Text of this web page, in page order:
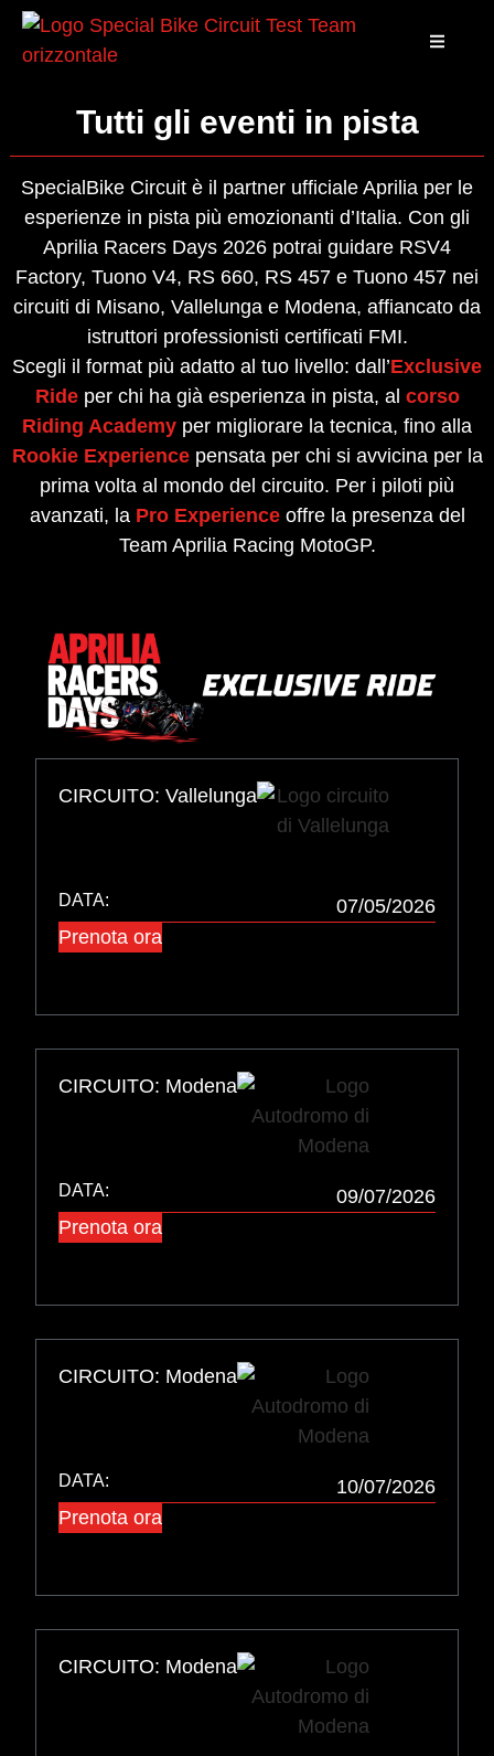
Tutti gli eventi in pista
SpecialBike Circuit è il partner ufficiale Aprilia per le
esperienze in pista più emozionanti d’Italia. Con gli
Aprilia Racers Days 2026 potrai guidare RSV4
Factory, Tuono V4, RS 660, RS 457 e Tuono 457 nei
circuiti di Misano, Vallelunga e Modena, affiancato da
istruttori professionisti certificati FMI.
Scegli il format più adatto al tuo livello: dall’Exclusive
Rideper chi ha già esperienza in pista, al corso
Riding Academy per migliorare la tecnica, fino alla
Rookie Experiencepensata per chi si avvicina per la
prima volta al mondo del circuito. Per i piloti più
avanzati, la Pro Experienceoffre la presenza del
Team Aprilia Racing MotoGP.
CIRCUITO: Vallelunga
DATA:
07/05/2026
Prenota ora
CIRCUITO: Modena
DATA:
09/07/2026
Prenota ora
CIRCUITO: Modena
DATA:
10/07/2026
Prenota ora
CIRCUITO: Modena